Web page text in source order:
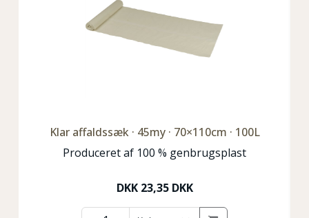
Klar affaldssæk · 45my · 70×110cm · 100L
Produceret af 100 % genbrugsplast
DKK 23,35 DKK